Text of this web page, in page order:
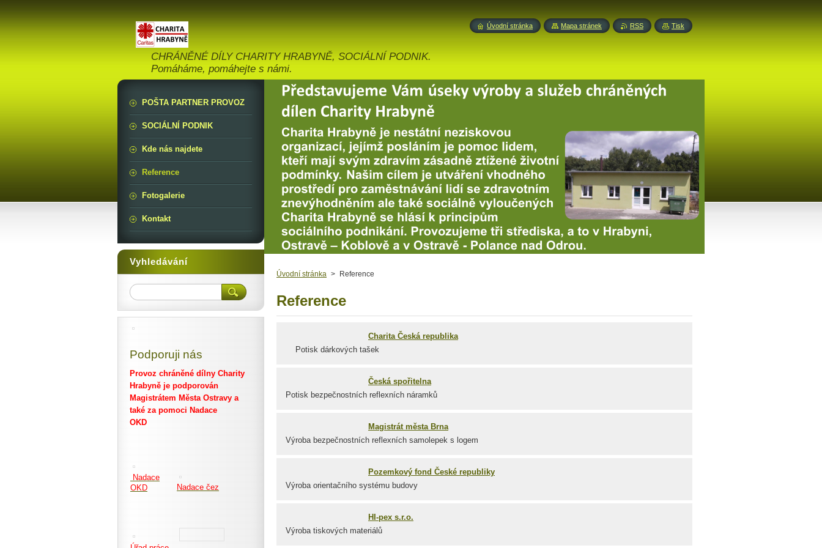
CHRÁNĚNÉ DÍLY CHARITY HRABYNĚ, SOCIÁLNÍ PODNIK.
Pomáháme, pomáhejte s námi.
Úvodní stránka > Reference
Reference
Charita Česká republika
Potisk dárkových tašek
Česká spořitelna
Potisk bezpečnostních reflexních náramků
Magistrát města Brna
Výroba bezpečnostních reflexních samolepek s logem
Pozemkový fond České republiky
Výroba orientačního systému budovy
HI-pex s.r.o.
Výroba tiskových materiálů
POŠTA PARTNER PROVOZ
SOCIÁLNÍ PODNIK
Kde nás najdete
Reference
Fotogalerie
Kontakt
Vyhledávání
Podporuji nás
Provoz chráněné dílny Charity
Hrabyně je podporován
Magistrátem Města Ostravy a
také za pomoci Nadace
OKD
Nadace
OKD
Nadace čez
Úvodní stránka Mapa stránek RSS Tisk